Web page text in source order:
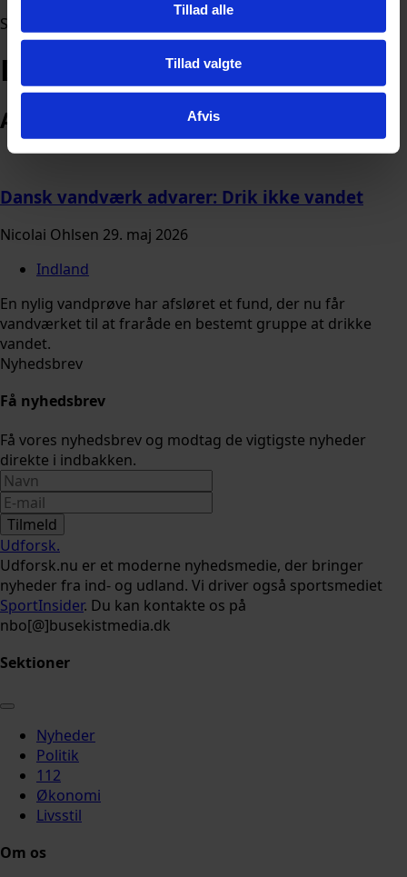
Tillad alle
Tillad valgte
Afvis
Sektion
Drikkevand
Arkiv
Dansk vandværk advarer: Drik ikke vandet
Nicolai Ohlsen 29. maj 2026
Indland
En nylig vandprøve har afsløret et fund, der nu får
vandværket til at fraråde en bestemt gruppe at drikke
vandet.
Nyhedsbrev
Få nyhedsbrev
Få vores nyhedsbrev og modtag de vigtigste nyheder
direkte i indbakken.
Tilmeld
Udforsk.
Udforsk.nu er et moderne nyhedsmedie, der bringer
nyheder fra ind- og udland. Vi driver også sportsmediet
SportInsider. Du kan kontakte os på
nbo[@]busekistmedia.dk
Sektioner
Nyheder
Politik
112
Økonomi
Livsstil
Om os